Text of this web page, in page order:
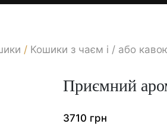
/ Кошики з чаєм і / або
Приємний
3710 грн